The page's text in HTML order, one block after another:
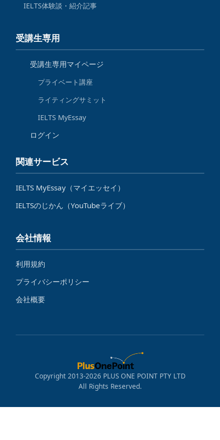
IELTS体験談・紹介記事
受講生専用
受講生専用マイページ
プライベート講座
ライティングサミット
IELTS MyEssay
ログイン
関連サービス
IELTS MyEssay（マイエッセイ）
IELTSのじかん（YouTubeライブ）
会社情報
利用規約
プライバシーポリシー
会社概要
Copyright 2013-2026 PLUS ONE POINT PTY LTD
All Rights Reserved.